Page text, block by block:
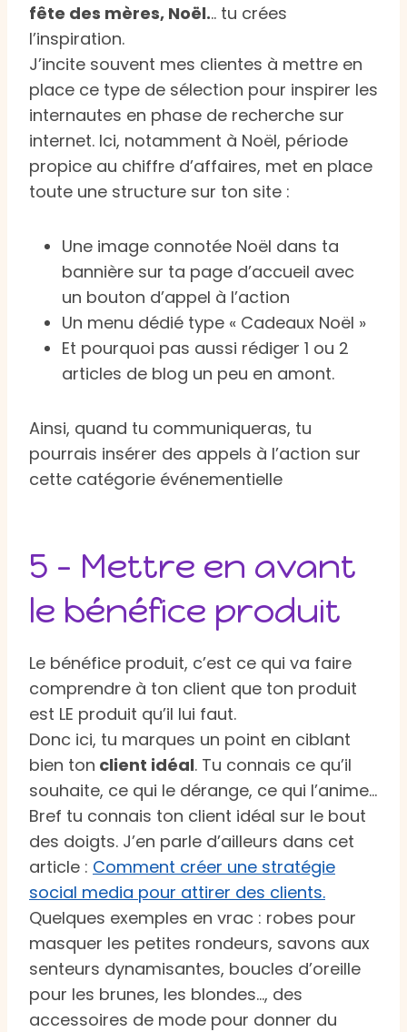
fête des mères, Noël... tu crées
l’inspiration.
J’incite souvent mes clientes à mettre en
place ce type de sélection pour inspirer les
internautes en phase de recherche sur
internet. Ici, notamment à Noël, période
propice au chiffre d’affaires, met en place
toute une structure sur ton site :
Une image connotée Noël dans ta
bannière sur ta page d’accueil avec
un bouton d’appel à l’action
Un menu dédié type « Cadeaux Noël »
Et pourquoi pas aussi rédiger 1 ou 2
articles de blog un peu en amont.
Ainsi, quand tu communiqueras, tu
pourrais insérer des appels à l’action sur
cette catégorie événementielle
5 – Mettre en avant
le bénéfice produit
Le bénéfice produit, c’est ce qui va faire
comprendre à ton client que ton produit
est LE produit qu’il lui faut.
Donc ici, tu marques un point en ciblant
bien ton client idéal. Tu connais ce qu’il
souhaite, ce qui le dérange, ce qui l’anime…
Bref tu connais ton client idéal sur le bout
des doigts. J’en parle d’ailleurs dans cet
article : Comment créer une stratégie
social media pour attirer des clients.
Quelques exemples en vrac : robes pour
masquer les petites rondeurs, savons aux
senteurs dynamisantes, boucles d’oreille
pour les brunes, les blondes…, des
accessoires de mode pour donner du